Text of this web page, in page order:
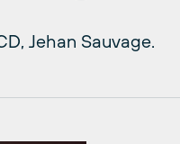
Jehan Sauvage.